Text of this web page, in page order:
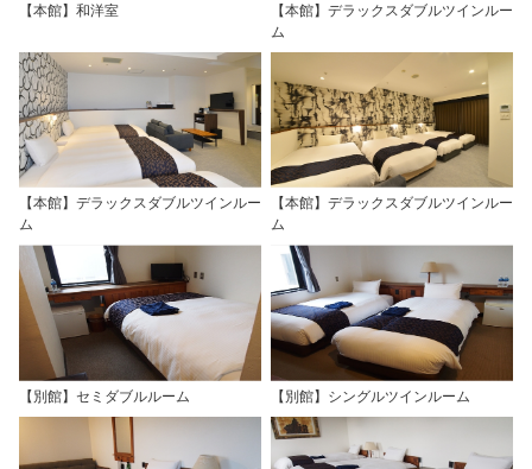
【本館】和洋室
【本館】デラックスダブルツインルー
ム
【本館】デラックスダブルツインルー
ム
【本館】デラックスダブルツインルー
ム
【別館】セミダブルルーム 【別館】シングルツインルーム